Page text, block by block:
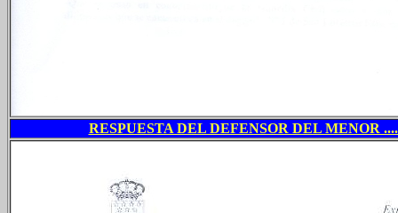
RESPUESTA DEL DEFENSOR DEL MENOR